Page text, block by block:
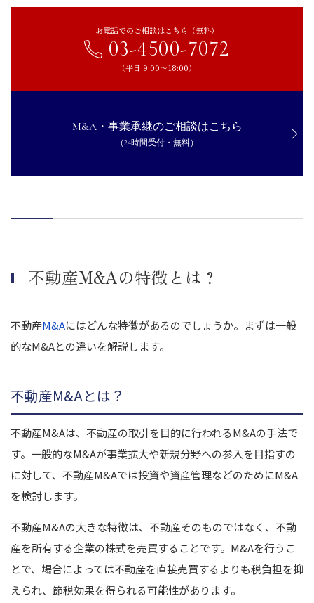
【買い手側】不動産M&Aのメリット・デメリット
買い手側のメリット
不動産M&Aにおける税金面の留意点
会社分割を用いた不動産M&Aに課される税金
短期所有土地の譲渡と見なされた場合
まとめ｜正しい知識と戦略を持って不動産M&Aを成功させよう
お電話でのご相談はこちら（無料）
03-4500-7072
（平日 9:00〜18:00）
M&A・事業承継のご相談はこちら
（24時間受付・無料）
不動産M&Aの特徴とは？
不動産M&Aにはどんな特徴があるのでしょうか。まずは一般
的なM&Aとの違いを解説します。
不動産M&Aとは？
不動産M&Aは、不動産の取引を目的に行われるM&Aの手法で
す。一般的なM&Aが事業拡大や新規分野への参入を目指すの
に対して、不動産M&Aでは投資や資産管理などのためにM&A
を検討します。
不動産M&Aの大きな特徴は、不動産そのものではなく、不動
産を所有する企業の株式を売買することです。M&Aを行うこ
とで、場合によっては不動産を直接売買するよりも税負担を抑
えられ、節税効果を得られる可能性があります。